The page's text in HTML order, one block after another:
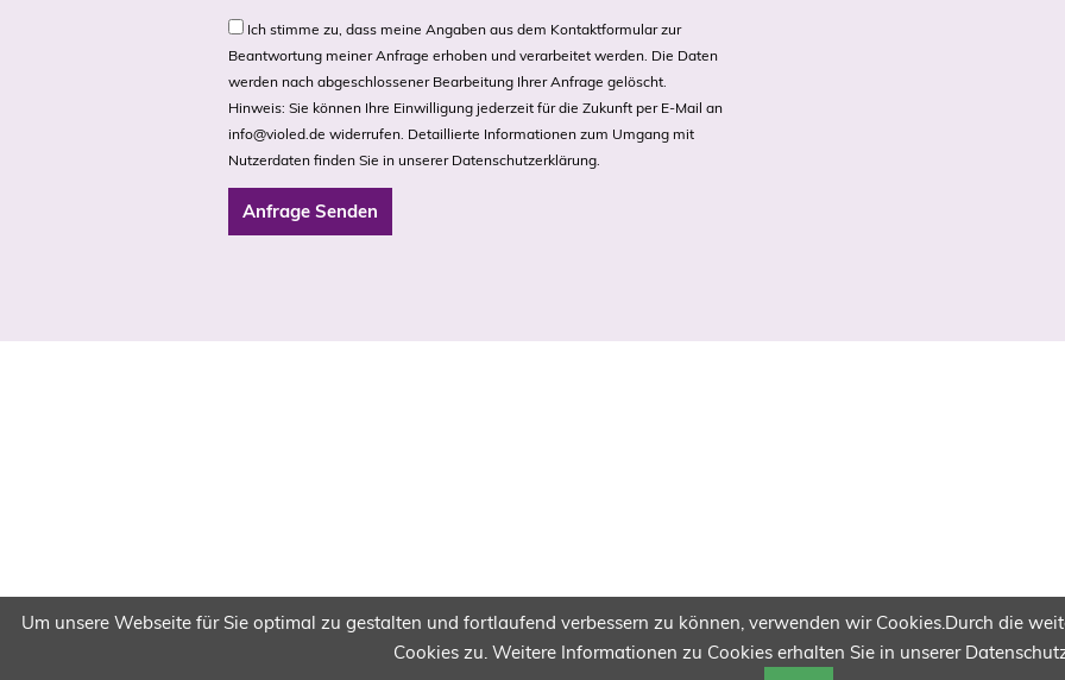
Um unsere Webseite für Sie optimal zu gestalten und fortlaufend verbessern zu können, verwenden wir Cookies.Durch die
Cookies zu. Weitere Informationen zu Cookies erhalten Sie in unserer
Ich stimme zu, dass meine Angaben aus dem Kontaktformular zur
Beantwortung meiner Anfrage erhoben und verarbeitet werden. Die Daten
werden nach abgeschlossener Bearbeitung Ihrer Anfrage gelöscht.
Hinweis: Sie können Ihre Einwilligung jederzeit für die Zukunft per E-Mail an
info@violed.de widerrufen. Detaillierte Informationen zum Umgang mit
Nutzerdaten finden Sie in unserer Datenschutzerklärung.